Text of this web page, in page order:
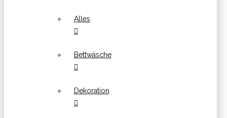
Alles
Bettwäsche
Dekoration